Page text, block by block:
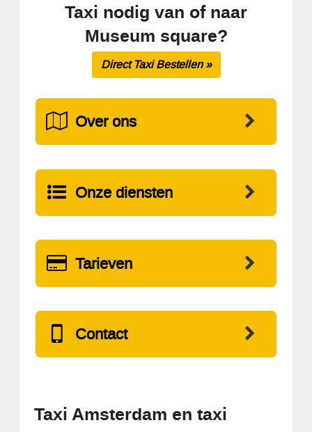
Taxi nodig van of naar
Museum square?
Direct Taxi Bestellen »
Over ons
Onze diensten
Tarieven
Contact
Taxi Amsterdam en taxi